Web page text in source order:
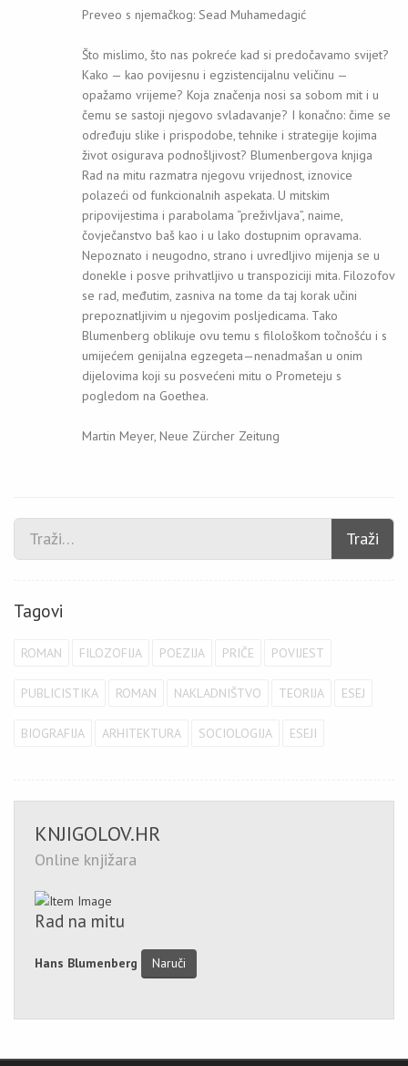
Preveo s njemačkog: Sead Muhamedagić
Što mislimo, što nas pokreće kad si predočavamo svijet?
Kako — kao povijesnu i egzistencijalnu veličinu —
opažamo vrijeme? Koja značenja nosi sa sobom mit i u
čemu se sastoji njegovo svladavanje? I konačno: čime se
određuju slike i prispodobe, tehnike i strategije kojima
život osigurava podnošljivost? Blumenbergova knjiga
Rad na mitu razmatra njegovu vrijednost, iznovice
polazeći od funkcionalnih aspekata. U mitskim
pripovijestima i parabolama “preživljava”, naime,
čovječanstvo baš kao i u lako dostupnim opravama.
Nepoznato i neugodno, strano i uvredljivo mijenja se u
donekle i posve prihvatljivo u transpoziciji mita. Filozofov
se rad, međutim, zasniva na tome da taj korak učini
prepoznatljivim u njegovim posljedicama. Tako
Blumenberg oblikuje ovu temu s filološkom točnošću i s
umijećem genijalna egzegeta—nenadmašan u onim
dijelovima koji su posvećeni mitu o Prometeju s
pogledom na Goethea.
Martin Meyer, Neue Zürcher Zeitung
Traži
Tagovi
ROMAN FILOZOFIJA POEZIJA PRIČE POVIJEST
PUBLICISTIKA ROMAN NAKLADNIŠTVO TEORIJA ESEJ
BIOGRAFIJA ARHITEKTURA SOCIOLOGIJA ESEJI
KNJIGOLOV.HR
Online knjižara
Rad na mitu
Hans Blumenberg Naruči